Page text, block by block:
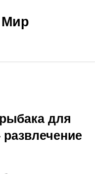
для